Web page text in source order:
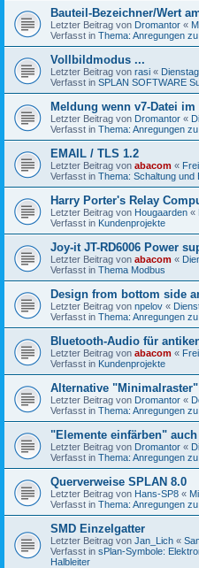
Bauteil-Bezeichner/Wert
Letzter Beitrag von Dromantor «
Verfasst in Thema: Anregungen
Vollbildmodus ...
Letzter Beitrag von rasi «
Verfasst in SPLAN SOFTWARE
Meldung wenn v7-Datei
Letzter Beitrag von Dromantor «
Verfasst in Thema: Anregungen
EMAIL / TLS 1.2
Letzter Beitrag von abacom «
Verfasst in Thema: Schaltung und
Harry Porter's Relay
Letzter Beitrag von Hougaarden «
Verfasst in Kundenprojekte
Joy-it JT-RD6006 Power
Letzter Beitrag von abacom «
Verfasst in Thema Modbus
Design from bottom side
Letzter Beitrag von npelov «
Verfasst in Thema: Anregungen
Bluetooth-Audio für
Letzter Beitrag von abacom «
Verfasst in Kundenprojekte
Alternative
Letzter Beitrag von Dromantor «
Verfasst in Thema: Anregungen
"Elemente einfärben"
Letzter Beitrag von Dromantor «
Verfasst in Thema: Anregungen
Querverweise SPLAN 8.0
Letzter Beitrag von Hans-SP8 «
Verfasst in Thema: Anregungen
SMD Einzelgatter
Letzter Beitrag von Jan_Lich «
Verfasst in sPlan-Symbole:
Halbleiter